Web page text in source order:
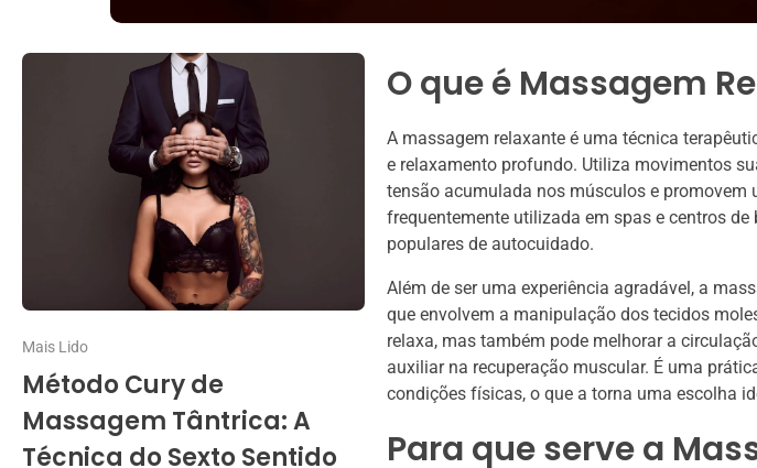
Mais Lido
Método Cury de
Massagem Tântrica: A
Técnica do Sexto Sentido
O que é Massagem
A massagem relaxante é uma técnica
e relaxamento profundo. Utiliza movimentos
tensão acumulada nos músculos e promovem
frequentemente utilizada em spas e centros
populares de autocuidado.
Além de ser uma experiência agradável, a
que envolvem a manipulação dos tecidos
relaxa, mas também pode melhorar a
auxiliar na recuperação muscular. É uma
condições físicas, o que a torna uma escolha
Para que serve a